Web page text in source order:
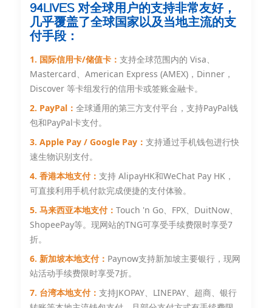
94LIVES 对全球用户的支持非常友好，
几乎覆盖了全球国家以及当地主流的支
付手段：
1. 国际信用卡/储值卡：支持全球范围内的 Visa、
Mastercard、American Express (AMEX)，Dinner，
Discover 等卡组发行的信用卡或签账金融卡。
2. PayPal：全球通用的第三方支付平台，支持PayPal钱
包和PayPal卡支付。
3. Apple Pay / Google Pay：支持通过手机钱包进行快
速生物识别支付。
4. 香港本地支付：支持 AlipayHK和WeChat Pay HK，
可直接利用手机付款完成便捷的支付体验。
5. 马来西亚本地支付：Touch 'n Go、FPX、DuitNow、
ShopeePay等。现网站的TNG可享受手续费限时享受7
折。
6. 新加坡本地支付： Paynow支持新加坡主要银行，现网
站活动手续费限时享受7折。
7. 台湾本地支付：支持JKOPAY、LINEPAY、超商、银行